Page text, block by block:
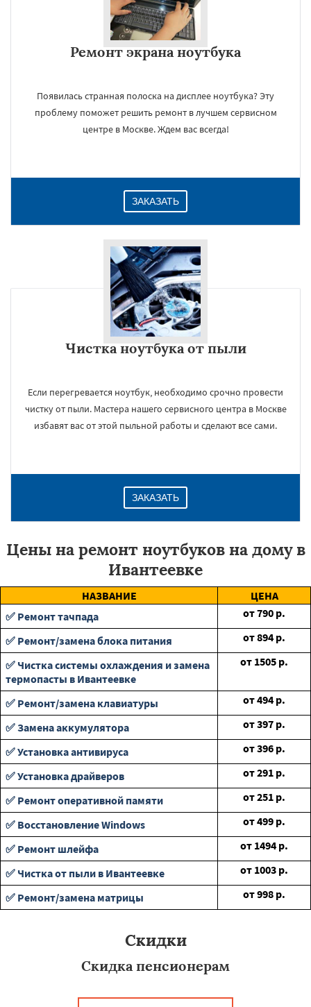
Ремонт экрана ноутбука
Появилась странная полоска на дисплее ноутбука? Эту
проблему поможет решить ремонт в лучшем сервисном
центре в Москве. Ждем вас всегда!
ЗАКАЗАТЬ
Чистка ноутбука от пыли
Если перегревается ноутбук, необходимо срочно провести
чистку от пыли. Мастера нашего сервисного центра в Москве
избавят вас от этой пыльной работы и сделают все сами.
ЗАКАЗАТЬ
Цены на ремонт ноутбуков на дому в
Ивантеевке
НАЗВАНИЕ
ЦЕНА
✅ Ремонт тачпада
от790 р.
✅ Ремонт/замена блока питания
от894 р.
✅ Чистка системы охлаждения и замена
термопасты в Ивантеевке
от 1505 р.
✅ Ремонт/замена клавиатуры от494 р.
✅ Замена аккумулятора
от397 р.
✅ Установка антивируса
от396 р.
✅ Установка драйверов
от291 р.
✅ Ремонт оперативной памяти
от251 р.
✅ Восстановление Windows
от499 р.
✅ Ремонт шлейфа
от 1494 р.
✅ Чистка от пыли в Ивантеевке
от 1003 р.
✅ Ремонт/замена матрицы
от998 р.
Скидки
Скидка пенсионерам